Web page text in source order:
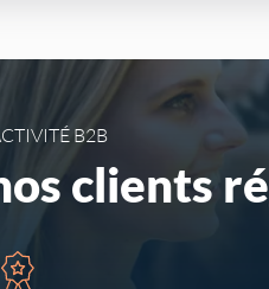
B2B
clients